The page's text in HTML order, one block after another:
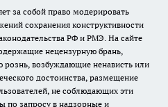
за собой право модерировать
сохранения конструктивности
РФ и РМЭ. На сайте
нецензурную брань,
возбуждающие ненависть или
достоинства, размещение
не соблюдающих эти
по запросу в надзорные и